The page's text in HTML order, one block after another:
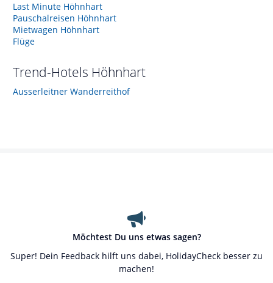
Last Minute Höhnhart
Pauschalreisen Höhnhart
Mietwagen Höhnhart
Flüge
Trend-Hotels Höhnhart
Ausserleitner Wanderreithof
Möchtest Du uns etwas sagen?
Super! Dein Feedback hilft uns dabei, HolidayCheck besser zu
machen!